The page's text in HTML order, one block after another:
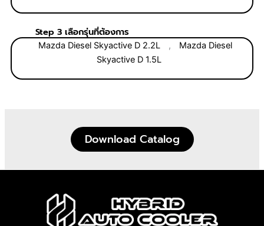
Step 3 เลือกรุ่นที่ต้องการ
Mazda Diesel Skyactive D 2.2L ,
Mazda Diesel
Skyactive D 1.5L
Download Catalog